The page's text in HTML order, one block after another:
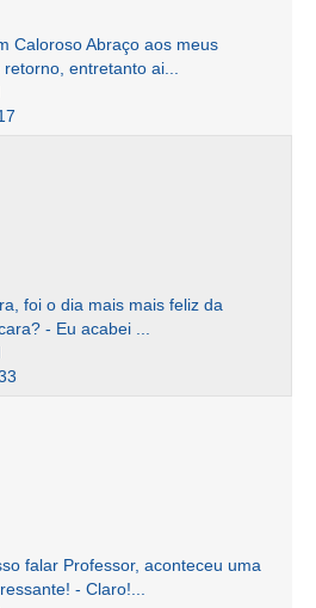
Caloroso Abraço aos meus
entretanto ai...
foi o dia mais mais feliz da
- Eu acabei ...
falar Professor, aconteceu uma
- Claro!...